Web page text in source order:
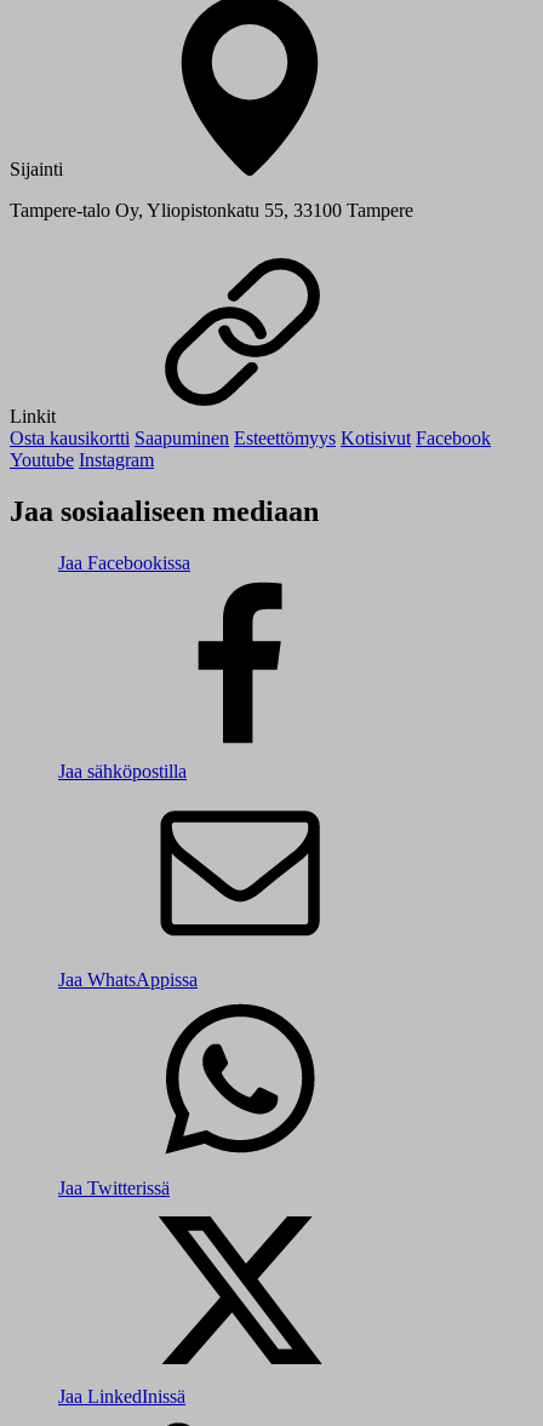
Sijainti
Tampere-talo Oy, Yliopistonkatu 55, 33100 Tampere
Linkit
Osta kausikortti Saapuminen Esteettömyys Kotisivut Facebook
Youtube Instagram
Jaa sosiaaliseen mediaan
Jaa Facebookissa
Jaa sähköpostilla
Jaa WhatsAppissa
Jaa Twitterissä
Jaa LinkedInissä